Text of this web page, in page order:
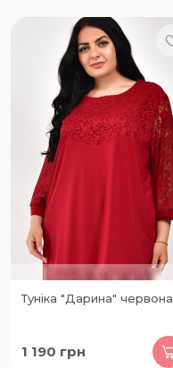
Туніка "Дарина" червона
1 190 грн